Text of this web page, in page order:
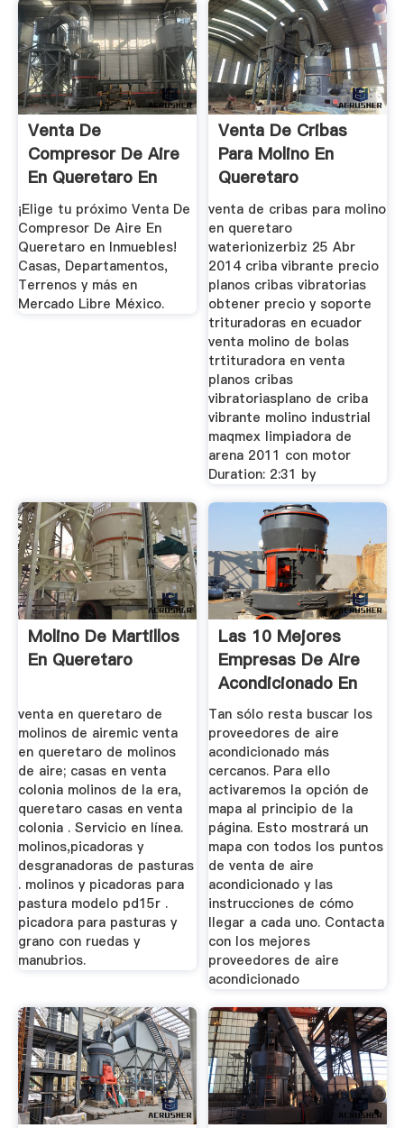
Venta De
Compresor De Aire
En Queretaro En
Inmuebles En ...
¡Elige tu próximo Venta De
Compresor De Aire En
Queretaro en Inmuebles!
Casas, Departamentos,
Terrenos y más en
Mercado Libre México.
Venta De Cribas
Para Molino En
Queretaro
venta de cribas para molino
en queretaro
waterionizerbiz 25 Abr
2014 criba vibrante precio
planos cribas vibratorias
obtener precio y soporte
trituradoras en ecuador
venta molino de bolas
trtituradora en venta
planos cribas
vibratoriasplano de criba
vibrante molino industrial
maqmex limpiadora de
arena 2011 con motor
Duration: 2:31 by
Molino De Martillos
En Queretaro
venta en queretaro de
molinos de airemic venta
en queretaro de molinos
de aire; casas en venta
colonia molinos de la era,
queretaro casas en venta
colonia . Servicio en línea.
molinos,picadoras y
desgranadoras de pasturas
. molinos y picadoras para
pastura modelo pd15r .
picadora para pasturas y
grano con ruedas y
manubrios.
Las 10 Mejores
Empresas De Aire
Acondicionado En
Querétaro
Tan sólo resta buscar los
proveedores de aire
acondicionado más
cercanos. Para ello
activaremos la opción de
mapa al principio de la
página. Esto mostrará un
mapa con todos los puntos
de venta de aire
acondicionado y las
instrucciones de cómo
llegar a cada uno. Contacta
con los mejores
proveedores de aire
acondicionado